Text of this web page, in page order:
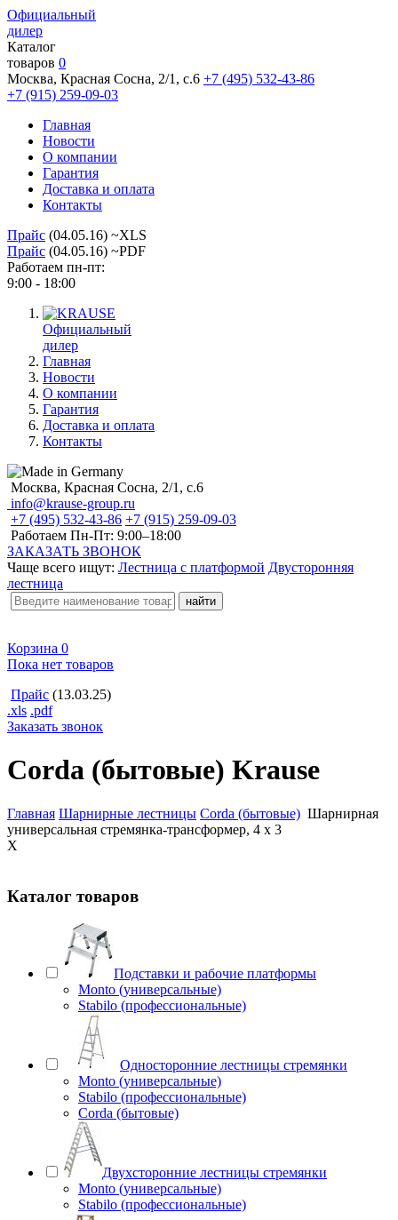
Официальный
дилер
Каталог
товаров 0
Москва, Красная Сосна, 2/1, с.6 +7 (495) 532-43-86
+7 (915) 259-09-03
Главная
Новости
О компании
Гарантия
Доставка и оплата
Контакты
Прайс (04.05.16) ~XLS
Прайс (04.05.16) ~PDF
Работаем пн-пт:
9:00 - 18:00
Официальный
дилер
Главная
Новости
О компании
Гарантия
Доставка и оплата
Контакты
Москва, Красная Сосна, 2/1, с.6
info@krause-group.ru
+7 (495) 532-43-86 +7 (915) 259-09-03
Работаем Пн-Пт: 9:00–18:00
ЗАКАЗАТЬ ЗВОНОК
Чаще всего ищут: Лестница с платформой Двусторонняя
лестница
Корзина 0
Пока нет товаров
Прайс (13.03.25)
.xls .pdf
Заказать звонок
Corda (бытовые) Krause
Главная Шарнирные лестницы Corda (бытовые) Шарнирная
универсальная стремянка-трансформер, 4 х 3
X
Каталог товаров
Подставки и рабочие платформы
Monto (универсальные)
Stabilo (профессиональные)
Односторонние лестницы стремянки
Monto (универсальные)
Stabilo (профессиональные)
Corda (бытовые)
Двухсторонние лестницы стремянки
Monto (универсальные)
Stabilo (профессиональные)